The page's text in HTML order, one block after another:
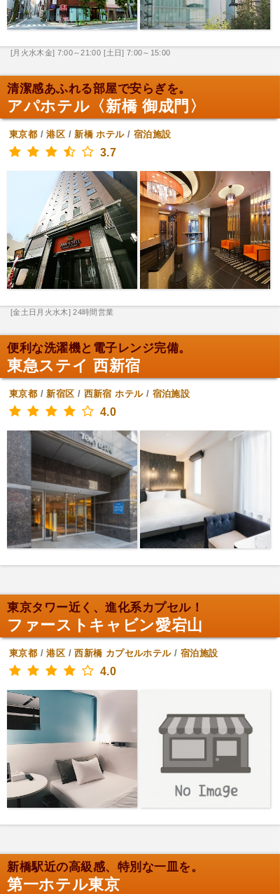
[月火水木金] 7:00～21:00 [土日] 7:00～15:00
清潔感あふれる部屋で安らぎを。
アパホテル〈新橋 御成門〉
東京都 /港区 /新橋 ホテル/ 宿泊施設
3.7
[金土日月火水木] 24時間営業
便利な洗濯機と電子レンジ完備。
東急ステイ 西新宿
東京都 /新宿区 / 西新宿 ホテル/ 宿泊施設
4.0
東京タワー近く、進化系カプセル！
ファーストキャビン愛宕山
東京都 /港区 /西新橋 カプセルホテル/ 宿泊施設
4.0
新橋駅近の高級感、特別な一皿を。
第一ホテル東京